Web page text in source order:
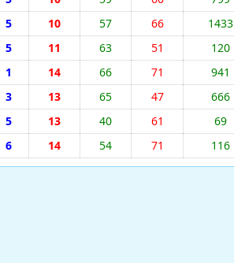
5 10 57 66
1433
5 11 63 51
120
1 14 66 71 941
3 13 65 47 666
5 13 40 61 69
6 14 54 71 116